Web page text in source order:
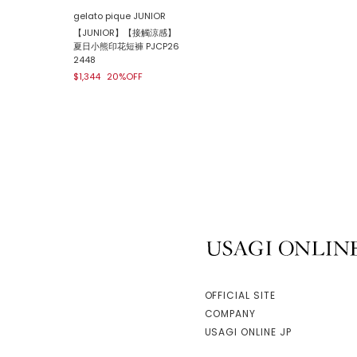
gelato pique JUNIOR
【JUNIOR】【接觸涼感】
夏日小熊印花短褲 PJCP26
2448
$1,344 20%OFF
OFFICIAL SITE
COMPANY
USAGI ONLINE JP